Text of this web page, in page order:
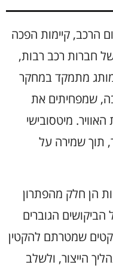
קיימות הפכה
חברות רכב רבות,
בשנת 2025, המותג מתמקד במחקר
שמפחיתים את
מיטסובישי
תוך שמירה על
הן חלק מהפתרון
הגוברים
שמטרתם להקטין
הייצור, ולשלב